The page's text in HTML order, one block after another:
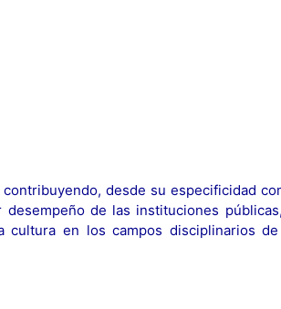
desde su especificidad
de las instituciones
en los campos disciplinarios